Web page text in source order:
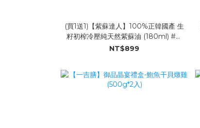
(買1送1)【紫蘇達人】100%正韓國產 生
籽初榨冷壓純天然紫蘇油 (180ml) #無
焙炒
NT$899